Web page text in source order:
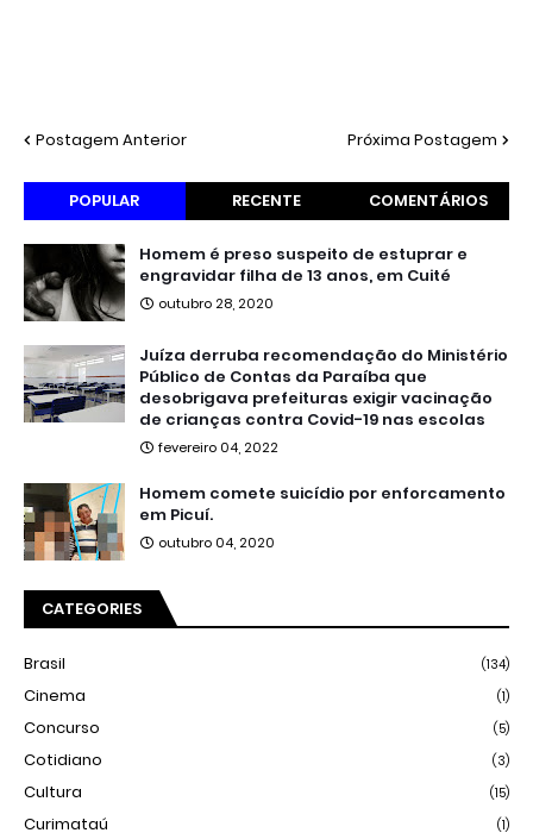
Postagem Anterior Próxima Postagem
POPULAR RECENTE COMENTÁRIOS
Homem é preso suspeito de estuprar e
engravidar filha de 13 anos, em Cuité
outubro 28, 2020
Juíza derruba recomendação do Ministério
Público de Contas da Paraíba que
desobrigava prefeituras exigir vacinação
de crianças contra Covid-19 nas escolas
fevereiro 04, 2022
Homem comete suicídio por enforcamento
em Picuí.
outubro 04, 2020
CATEGORIES
Brasil (134)
Cinema (1)
Concurso (5)
Cotidiano (3)
Cultura (15)
Curimataú (1)